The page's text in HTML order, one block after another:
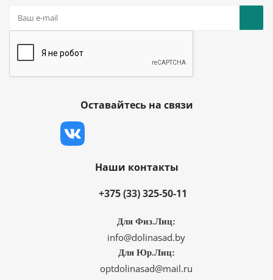
Оставайтесь на связи
Наши контакты
+375 (33) 325-50-11
Для Физ.Лиц:
info@dolinasad.by
Для Юр.Лиц:
optdolinasad@mail.ru